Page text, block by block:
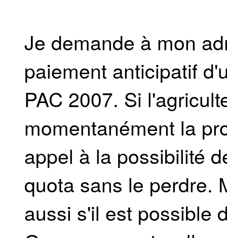
Je demande à mon
paiement anticipatif
PAC 2007. Si
momentanément la
appel à la possibilité
quota sans le perdre.
aussi s'il est possible